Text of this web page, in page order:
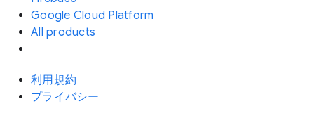
Google Cloud Platform
All products
利用規約
プライバシー